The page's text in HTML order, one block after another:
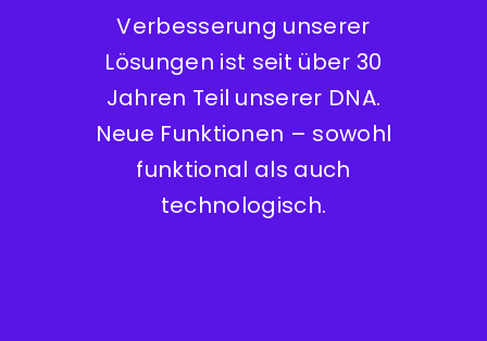
Verbesserung unserer
Lösungen ist seit über 30
Jahren Teil unserer DNA.
Neue Funktionen – sowohl
funktional als auch
technologisch.